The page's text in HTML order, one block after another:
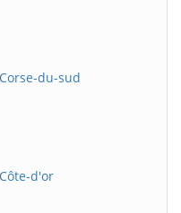
du-sud
d'or